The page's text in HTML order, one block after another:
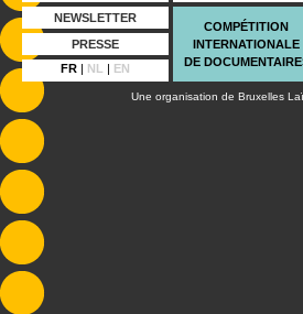
NEWSLETTER
PRESSE
FR | NL | EN
COMPÉTITION
INTERNATIONALE
DE
Une organisation de Bruxelles